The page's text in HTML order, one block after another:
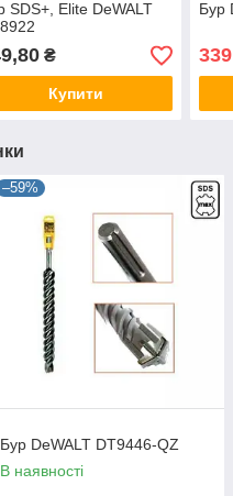
SDS+, Elite DeWALT
₴
Купити
Бур
–59%
Бур DeWALT DT9446-QZ
В наявності